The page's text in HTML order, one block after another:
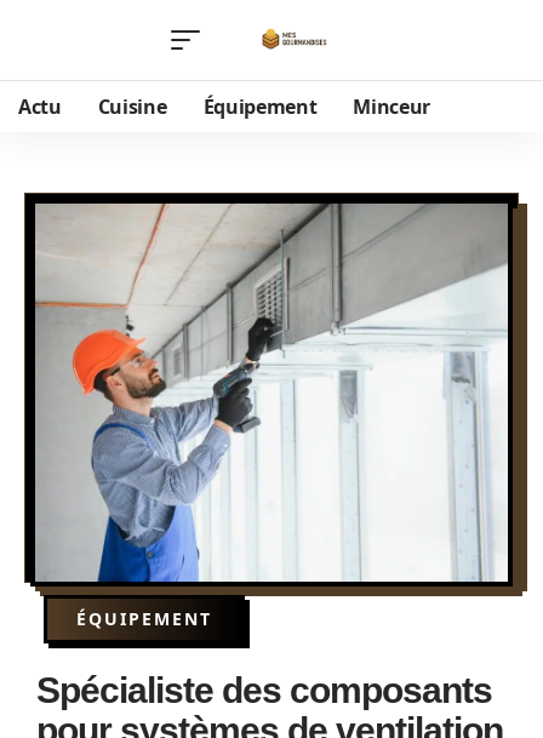
Actu Cuisine Équipement Minceur
ÉQUIPEMENT
Spécialiste des composants